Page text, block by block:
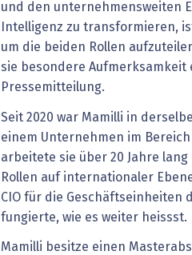
und den unternehmensweiten
Intelligenz zu transformieren,
um die beiden Rollen
sie besondere
Pressemitteilung.
Seit 2020 war Mamilli in
einem Unternehmen im
arbeitete sie über 20 Jahre lang
Rollen auf internationaler
CIO für die Geschäftseinheiten
fungierte, wie es weiter heissst.
Mamilli besitze einen